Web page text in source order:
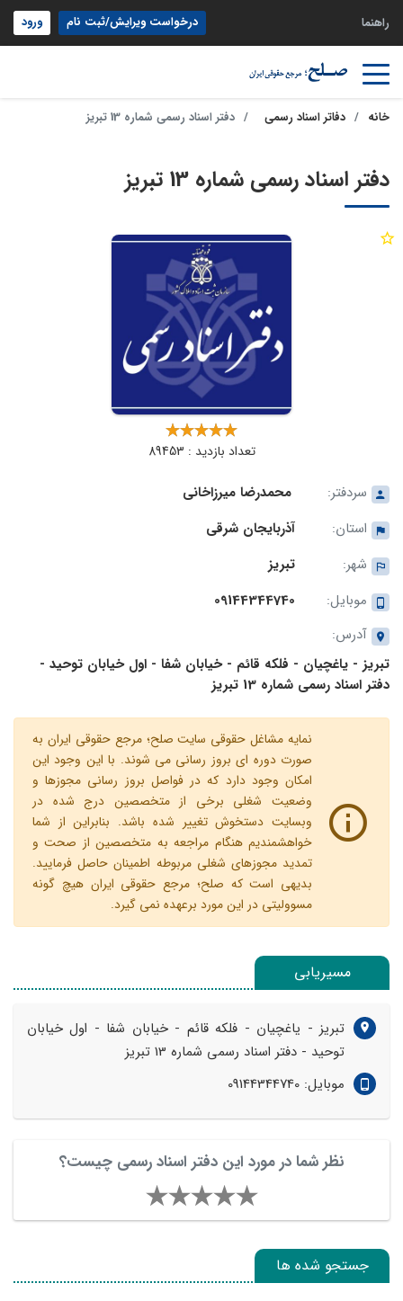
راهنما درخواست ویرایش/ثبت نام ورود
خانه دفاتر اسناد رسمی دفتر اسناد رسمی شماره 13 تبریز
دفتر اسناد رسمی شماره 13 تبریز
تعداد بازدید : 89453
سردفتر:
محمدرضا میرزاخانی
استان:
آذربایجان شرقی
شهر:
تبریز
موبایل:
09144344740
آدرس:
تبریز - یاغچیان - فلکه قائم - خیابان شفا - اول خیابان توحید -
دفتر اسناد رسمی شماره 13 تبریز
نمایه مشاغل حقوقی سایت صلح؛ مرجع حقوقی ایران به
صورت دوره ای بروز رسانی می شوند. با این وجود این
امکان وجود دارد که در فواصل بروز رسانی مجوزها و
وضعیت شغلی برخی از متخصصین درج شده در
وبسایت دستخوش تغییر شده باشد. بنابراین از شما
خواهشمندیم هنگام مراجعه به متخصصین از صحت و
تمدید مجوزهای شغلی مربوطه اطمینان حاصل فرمایید.
بدیهی است که صلح؛ مرجع حقوقی ایران هیچ گونه
مسوولیتی در این مورد برعهده نمی گیرد.
مسیریابی
تبریز - یاغچیان - فلکه قائم - خیابان شفا - اول خیابان
توحید - دفتر اسناد رسمی شماره 13 تبریز
موبایل: 09144344740
نظر شما در مورد این دفتر اسناد رسمی چیست؟
جستجو شده ها